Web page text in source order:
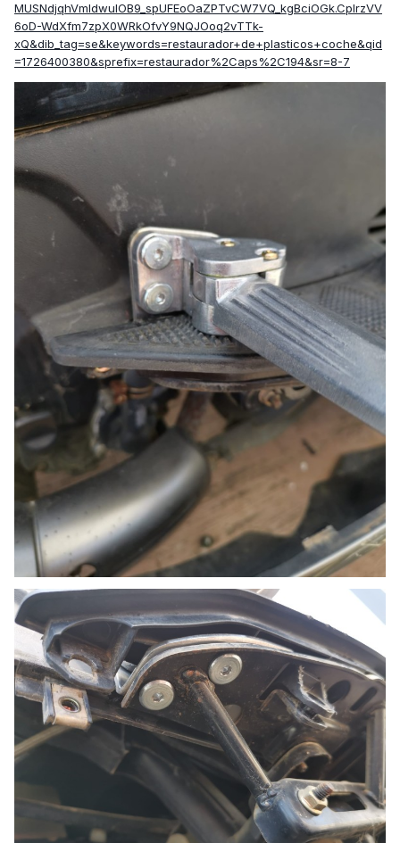
MUSNdjqhVmIdwulOB9_spUFEoOaZPTvCW7VQ_kgBciOGk.CpIrzVV
6oD-WdXfm7zpX0WRkOfvY9NQJOoq2vTTk-
xQ&dib_tag=se&keywords=restaurador+de+plasticos+coche&qid
=1726400380&sprefix=restaurador%2Caps%2C194&sr=8-7